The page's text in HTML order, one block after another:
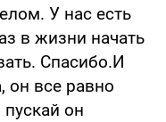
У нас есть
в жизни начать
Спасибо.И
он все равно
он